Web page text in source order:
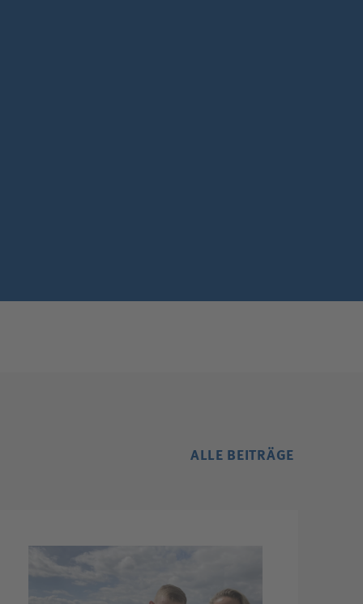
ALLE BEITRÄGE